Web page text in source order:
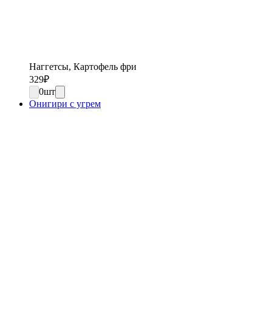
Наггетсы, Картофель фри
329₽
0шт
Онигири с угрем